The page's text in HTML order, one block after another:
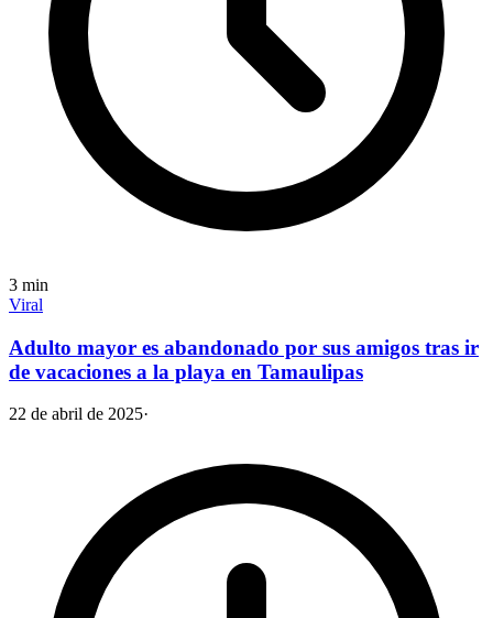
3 min
Viral
Adulto mayor es abandonado por sus amigos tras ir
de vacaciones a la playa en Tamaulipas
22 de abril de 2025·